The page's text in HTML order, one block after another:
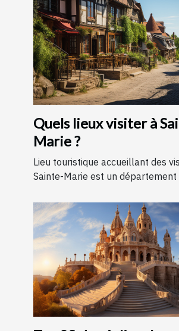
Quels lieux visiter à
Marie ?
Lieu touristique accueillant des
Sainte-Marie est un département